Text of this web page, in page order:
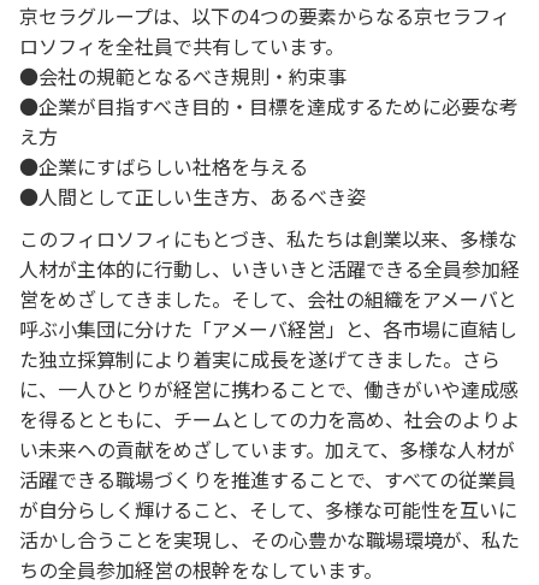
京セラグループは、以下の4つの要素からなる京セラフィ
ロソフィを全社員で共有しています。
●会社の規範となるべき規則・約束事
●企業が目指すべき目的・目標を達成するために必要な考
え方
●企業にすばらしい社格を与える
●人間として正しい生き方、あるべき姿
このフィロソフィにもとづき、私たちは創業以来、多様な
人材が主体的に行動し、いきいきと活躍できる全員参加経
営をめざしてきました。そして、会社の組織をアメーバと
呼ぶ小集団に分けた「アメーバ経営」と、各市場に直結し
た独立採算制により着実に成長を遂げてきました。さら
に、一人ひとりが経営に携わることで、働きがいや達成感
を得るとともに、チームとしての力を高め、社会のよりよ
い未来への貢献をめざしています。加えて、多様な人材が
活躍できる職場づくりを推進することで、すべての従業員
が自分らしく輝けること、そして、多様な可能性を互いに
活かし合うことを実現し、その心豊かな職場環境が、私た
ちの全員参加経営の根幹をなしています。